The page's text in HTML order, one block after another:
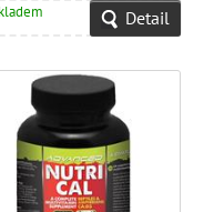
Detail